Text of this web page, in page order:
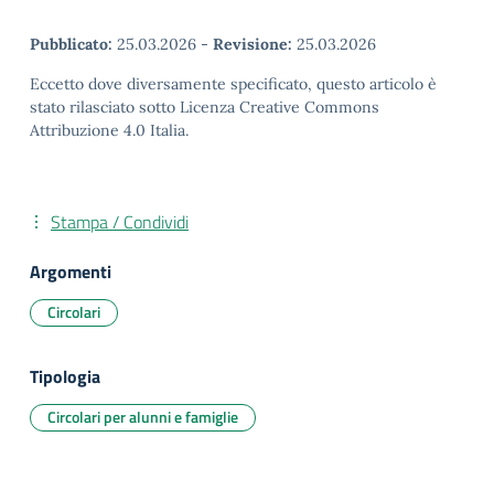
Pubblicato: 25.03.2026 - Revisione: 25.03.2026
Eccetto dove diversamente specificato, questo articolo è
stato rilasciato sotto Licenza Creative Commons
Attribuzione 4.0 Italia.
Stampa / Condividi
Argomenti
Circolari
Tipologia
Circolari per alunni e famiglie